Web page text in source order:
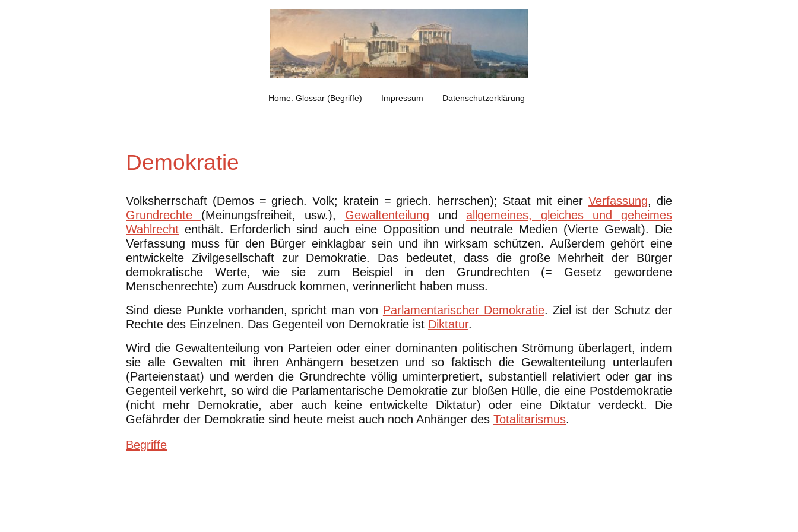
Home: Glossar (Begriffe) Impressum Datenschutzerklärung
Demokratie
Volksherrschaft (Demos = griech. Volk; kratein = griech. herrschen); Staat mit einerVerfassung, die
Grundrechte
(Meinungsfreiheit, usw.), Gewaltenteilung undallgemeines, gleiches und geheimes
Wahlrecht enthält. Erforderlich sind auch eine Opposition und neutrale Medien (Vierte Gewalt). Die
Verfassung muss für den Bürger einklagbar sein und ihn wirksam schützen. Außerdem gehört eine
entwickelte Zivilgesellschaft zur Demokratie. Das bedeutet, dass die große Mehrheit der Bürger
demokratische Werte, wie sie zum Beispiel in den Grundrechten (= Gesetz gewordene
Menschenrechte) zum Ausdruck kommen, verinnerlicht haben muss.
Sind diese Punkte vorhanden, spricht man von Parlamentarischer Demokratie. Ziel ist der Schutz der
Rechte des Einzelnen. Das Gegenteil von Demokratie ist Diktatur.
Wird die Gewaltenteilung von Parteien oder einer dominanten politischen Strömung überlagert, indem
sie alle Gewalten mit ihren Anhängern besetzen und so faktisch die Gewaltenteilung unterlaufen
(Parteienstaat) und werden die Grundrechte völlig uminterpretiert, substantiell relativiert oder gar ins
Gegenteil verkehrt, so wird die Parlamentarische Demokratie zur bloßen Hülle, die eine Postdemokratie
(nicht mehr Demokratie, aber auch keine entwickelte Diktatur) oder eine Diktatur verdeckt. Die
Gefährder der Demokratie sind heute meist auch noch Anhänger des Totalitarismus.
Begriffe